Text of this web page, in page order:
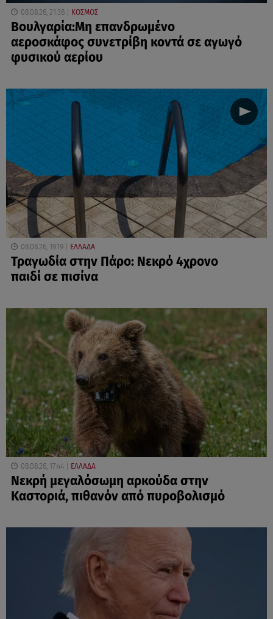
08.08.26, 21:38 ΚΟΣΜΟΣ
Βουλγαρία:Μη επανδρωμένο
αεροσκάφος συνετρίβη κοντά σε αγωγό
φυσικού αερίου
08.08.26, 19:19 ΕΛΛΑΔΑ
Τραγωδία στην Πάρο: Νεκρό 4χρονο
παιδί σε πισίνα
08.08.26, 17:44 ΕΛΛΑΔΑ
Νεκρή μεγαλόσωμη αρκούδα στην
Καστοριά, πιθανόν από πυροβολισμό